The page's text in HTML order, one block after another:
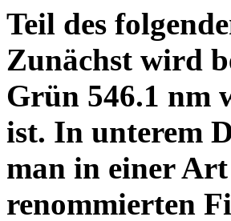
Teil des
Zunächst wird
Grün 546.1 nm
ist. In unterem
man in einer
renommierten